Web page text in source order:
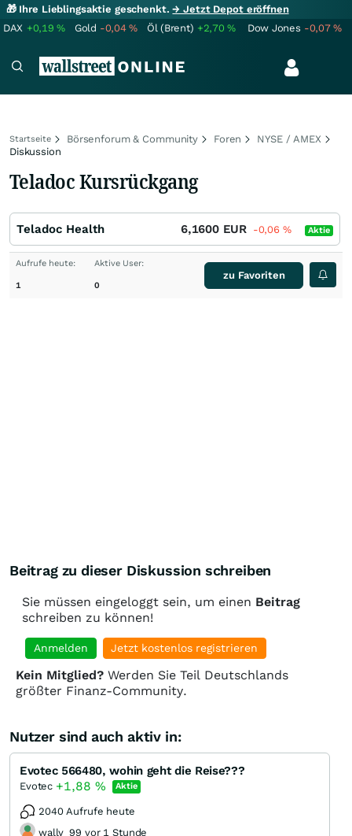
🎁 Ihre Lieblingsaktie geschenkt.→ Jetzt Depot eröffnen
DAX +0,19% Gold -0,04% Öl (Brent) +2,70% Dow Jones -0,07%
Startseite Börsenforum & Community Foren
NYSE / AMEX
Diskussion
Teladoc Kursrückgang
Teladoc Health 6,1600 EUR -0,06 % Aktie
Aufrufe heute:
1
Aktive User:
0
zu Favoriten
Beitrag zu dieser Diskussion schreiben
Sie müssen eingeloggt sein, um einen Beitrag
schreiben zu können!
Anmelden Jetzt kostenlos registrieren
Kein Mitglied? Werden Sie Teil Deutschlands
größter Finanz-Community.
Nutzer sind auch aktiv in:
Evotec 566480, wohin geht die Reise???
Evotec +1,88% Aktie
2040 Aufrufe heute
wally_99 vor 1 Stunde